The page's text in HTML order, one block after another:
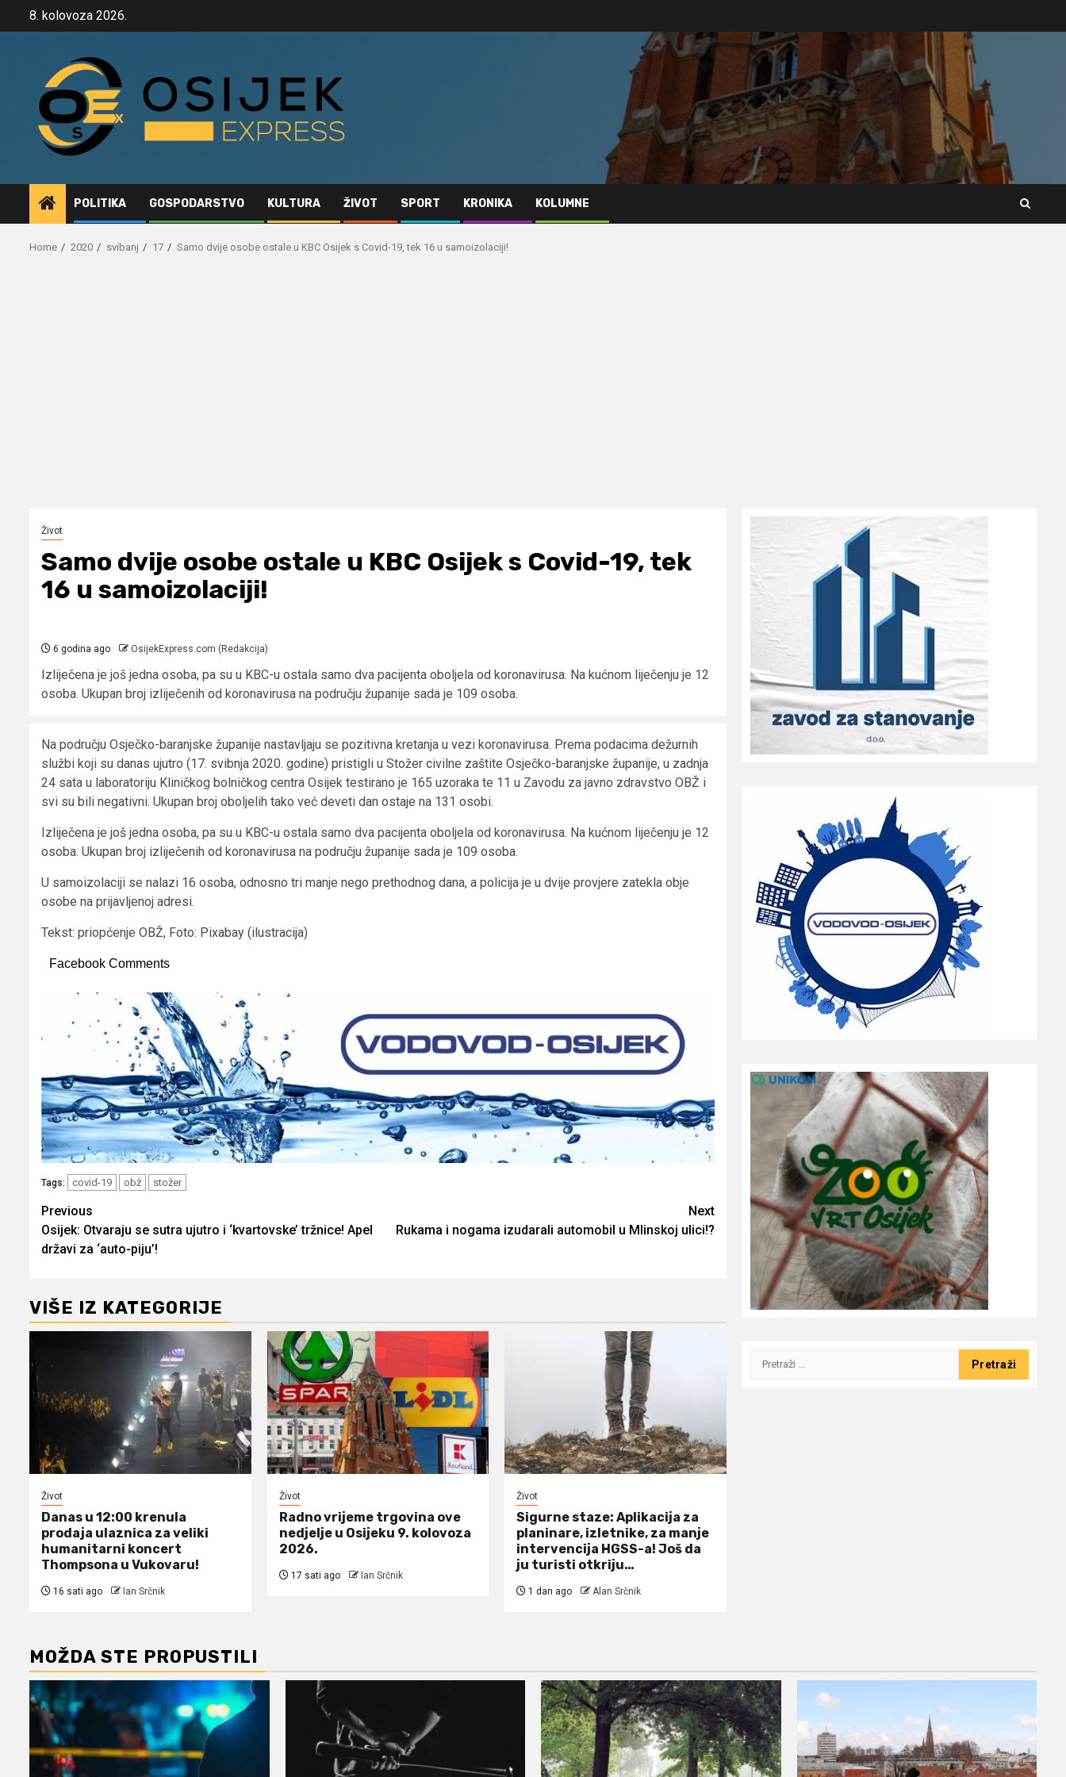
8. kolovoza 2026.
POLITIKA GOSPODARSTVO KULTURA ŽIVOT SPORT KRONIKA KOLUMNE
Home 2020 svibanj 17 Samo dvije osobe ostale u KBC Osijek s Covid-19, tek 16 u samoizolaciji!
Život
Samo dvije osobe ostale u KBC Osijek s Covid-19, tek
16 u samoizolaciji!
6 godina ago OsijekExpress.com (Redakcija)
Izliječena je još jedna osoba, pa su u KBC-u ostala samo dva pacijenta oboljela od koronavirusa. Na kućnom liječenju je 12
osoba. Ukupan broj izliječenih od koronavirusa na području županije sada je 109 osoba.
Na području Osječko-baranjske županije nastavljaju se pozitivna kretanja u vezi koronavirusa. Prema podacima dežurnih
službi koji su danas ujutro (17. svibnja 2020. godine) pristigli u Stožer civilne zaštite Osječko-baranjske županije, u zadnja
24 sata u laboratoriju Kliničkog bolničkog centra Osijek testirano je 165 uzoraka te 11 u Zavodu za javno zdravstvo OBŽ i
svi su bili negativni. Ukupan broj oboljelih tako već deveti dan ostaje na 131 osobi.
Izliječena je još jedna osoba, pa su u KBC-u ostala samo dva pacijenta oboljela od koronavirusa. Na kućnom liječenju je 12
osoba. Ukupan broj izliječenih od koronavirusa na području županije sada je 109 osoba.
U samoizolaciji se nalazi 16 osoba, odnosno tri manje nego prethodnog dana, a policija je u dvije provjere zatekla obje
osobe na prijavljenoj adresi.
Tekst: priopćenje OBŽ, Foto: Pixabay (ilustracija)
Facebook Comments
Tags: covid-19 obž stožer
Post
navigation
Previous
Osijek: Otvaraju se sutra ujutro i ‘kvartovske’ tržnice! Apel
državi za ‘auto-piju’!
Next
Rukama i nogama izudarali automobil u Mlinskoj ulici!?
VIŠE IZ KATEGORIJE
Život
Danas u 12:00 krenula
prodaja ulaznica za veliki
humanitarni koncert
Thompsona u Vukovaru!
16 sati ago Ian Srčnik
Život
Radno vrijeme trgovina ove
nedjelje u Osijeku 9. kolovoza
2026.
17 sati ago Ian Srčnik
Život
Sigurne staze: Aplikacija za
planinare, izletnike, za manje
intervencija HGSS-a! Još da
ju turisti otkriju…
1 dan ago Alan Srčnik
Pretraži:
MOŽDA STE PROPUSTILI